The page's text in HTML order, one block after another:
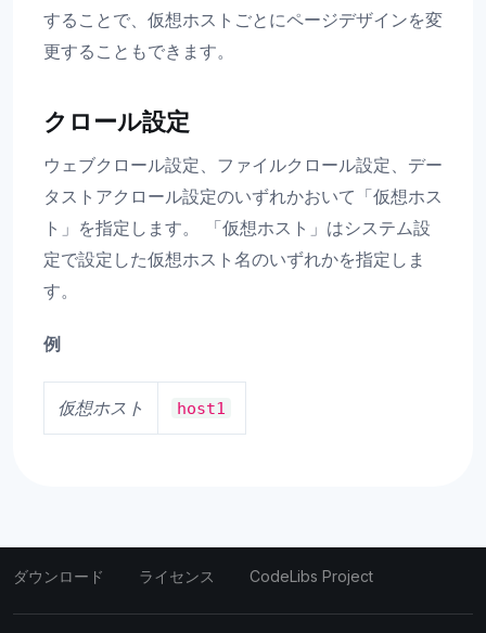
することで、仮想ホストごとにページデザインを変
更することもできます。
クロール設定
ウェブクロール設定、ファイルクロール設定、デー
タストアクロール設定のいずれかおいて「仮想ホス
ト」を指定します。 「仮想ホスト」はシステム設
定で設定した仮想ホスト名のいずれかを指定しま
す。
例
仮想ホスト host1
ダウンロード ライセンス CodeLibs Project